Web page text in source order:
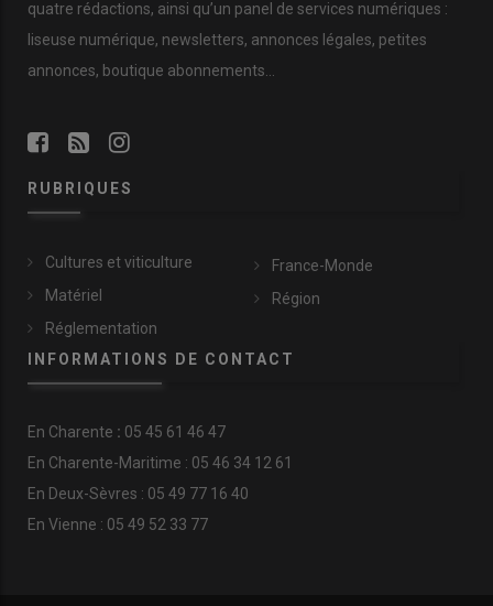
quatre rédactions, ainsi qu’un panel de services numériques :
liseuse numérique, newsletters, annonces légales, petites
annonces, boutique abonnements…
RUBRIQUES
Cultures et viticulture
Matériel
Réglementation
France-Monde
Région
INFORMATIONS DE CONTACT
En Charente : 05 45 61 46 47
En Charente-Maritime : 05 46 34 12 61
En Deux-Sèvres : 05 49 77 16 40
En Vienne : 05 49 52 33 77